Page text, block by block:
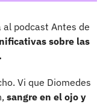
podcast Antes de
sobre las
Vi que Diomedes
sangre en el ojo y